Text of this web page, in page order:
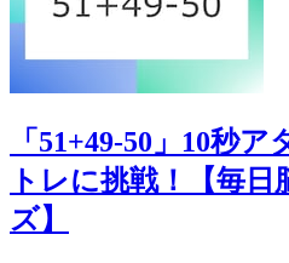
「51+49-50」10秒
トレに挑戦！【毎日
ズ】